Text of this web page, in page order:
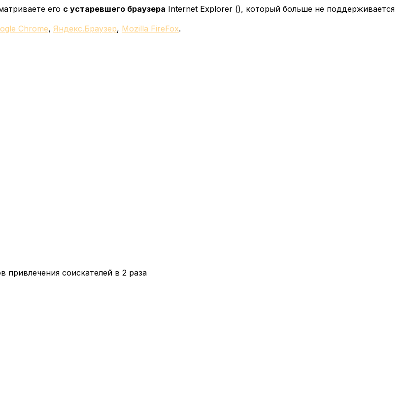
его с устаревшего браузера Internet Explorer (), который больше не поддерживается
Chrome, Яндекс.Браузер, Mozilla FireFox.
соискателей в 2 раза